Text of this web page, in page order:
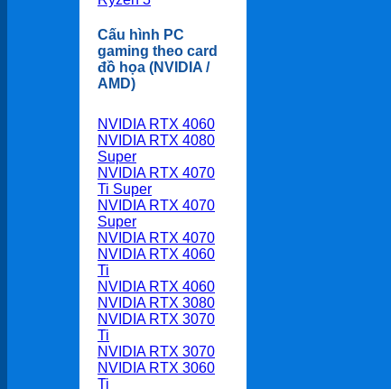
Cấu hình PC
gaming theo card
đồ họa (NVIDIA /
AMD)
NVIDIA RTX 4060
NVIDIA RTX 4080
Super
NVIDIA RTX 4070
Ti Super
NVIDIA RTX 4070
Super
NVIDIA RTX 4070
NVIDIA RTX 4060
Ti
NVIDIA RTX 4060
NVIDIA RTX 3080
NVIDIA RTX 3070
Ti
NVIDIA RTX 3070
NVIDIA RTX 3060
Ti